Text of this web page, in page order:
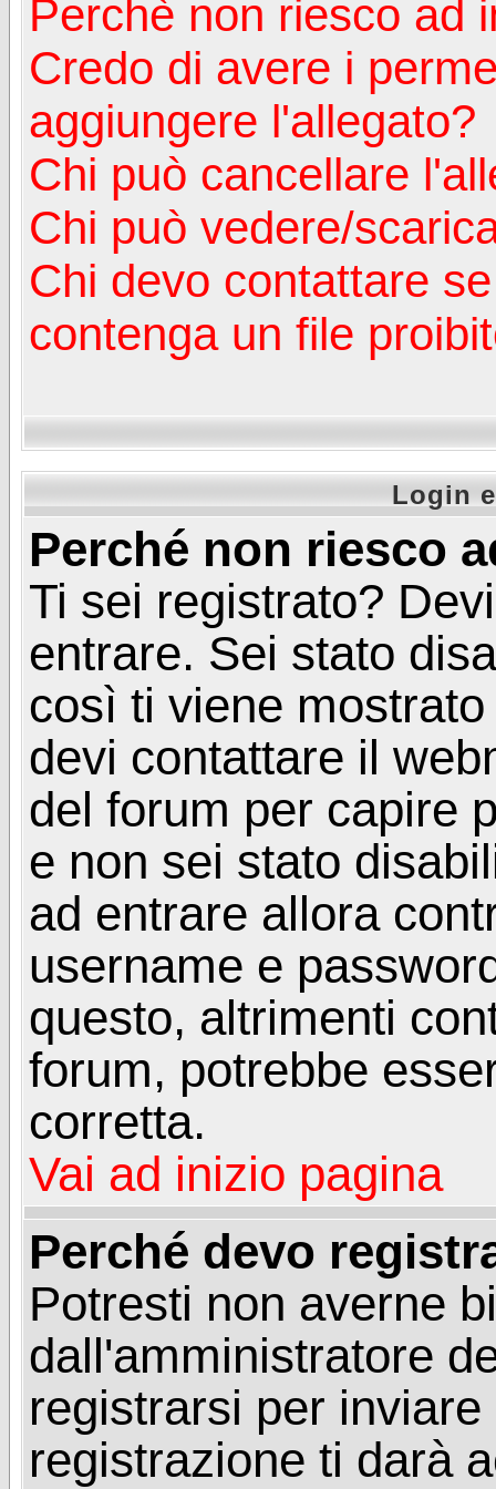
Perchè non riesco ad
Credo di avere i
aggiungere l'allegato?
Chi può cancellare
Chi può vedere/
Chi devo contattare
contenga un file
Login
Perché non riesco
Ti sei registrato?
entrare. Sei stato
così ti viene
devi contattare il
del forum per capire
e non sei stato
ad entrare allora
username e
questo, altrimenti
forum, potrebbe
corretta.
Vai ad inizio pagina
Perché devo
Potresti non averne
dall'amministratore
registrarsi per
registrazione ti darà